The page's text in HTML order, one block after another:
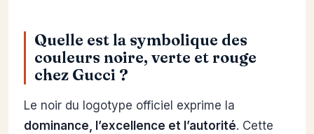
Quelle est la symbolique des
couleurs noire, verte et rouge
chez Gucci ?
Le noir du logotype officiel exprime la
dominance, l’excellence et l’autorité. Cette